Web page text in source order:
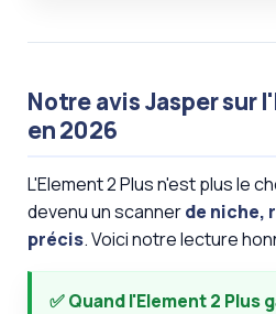
Notre avis Jasper sur
en 2026
L'Element 2 Plus n'est plus le
devenu un scannerde niche,
précis. Voici notre lecture
✅ Quand l'Element 2 Plus